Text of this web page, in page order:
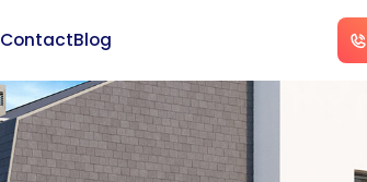
ContactBlog